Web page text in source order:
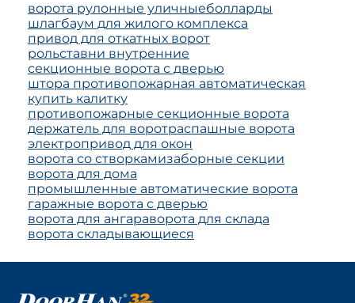
ворота рулонные уличныеболларды
шлагбаум для жилого комплекса
привод для откатных ворот
рольставни внутренние
секционные ворота с дверью
штора противопожарная автоматическая
купить калитку
противопожарные секционные ворота
держатель для воротраспашные ворота
электропривод для окон
ворота со створкамизаборные секции
ворота для дома
промышленные автоматические ворота
гаражные ворота с дверью
ворота для ангараворота для склада
ворота складывающиеся